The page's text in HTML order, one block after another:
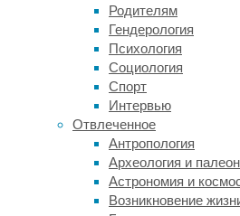
Родителям
Гендерология
Психология
Социология
Спорт
Интервью
Отвлеченное
Антропология
Археология и
Астрономия и
Возникновение
самые
теплые
месяцы.
На
континенте
(прежде
всего
его
юго-
восточной